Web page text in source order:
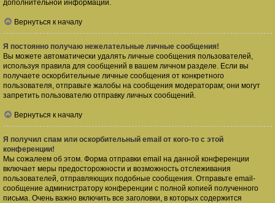
дополнительной информации.
Вернуться к началу
Я постоянно получаю нежелательные личные сообщения!
Вы можете автоматически удалять личные сообщения пользователей,
используя правила для сообщений в вашем личном разделе. Если вы
получаете оскорбительные личные сообщения от конкретного
пользователя, отправьте жалобы на сообщения модераторам; они могут
запретить пользователю отправку личных сообщений.
Вернуться к началу
Я получил спам или оскорбительный email от кого-то с этой
конференции!
Мы сожалеем об этом. Форма отправки email на данной конференции
включает меры предосторожности и возможность отслеживания
пользователей, отправляющих подобные сообщения. Отправьте email-
сообщение администратору конференции с полной копией полученного
письма. Очень важно включить все заголовки, в которых содержится